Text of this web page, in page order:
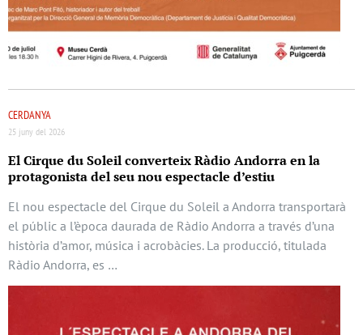
CERDANYA
25 juny del 2026
El Cirque du Soleil converteix Ràdio Andorra en la
protagonista del seu nou espectacle d’estiu
El nou espectacle del Cirque du Soleil a Andorra transportarà
el públic a l’època daurada de Ràdio Andorra a través d’una
història d’amor, música i acrobàcies. La producció, titulada
Ràdio Andorra, es …